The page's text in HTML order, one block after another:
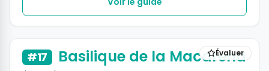
à Michel-Ange.
Évaluer
#17 Basilique de la Macarena